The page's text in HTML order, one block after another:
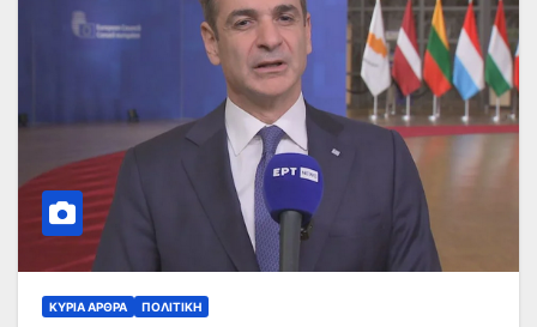
ΚΥΡΙΑ ΑΡΘΡΑ ΠΟΛΙΤΙΚΉ